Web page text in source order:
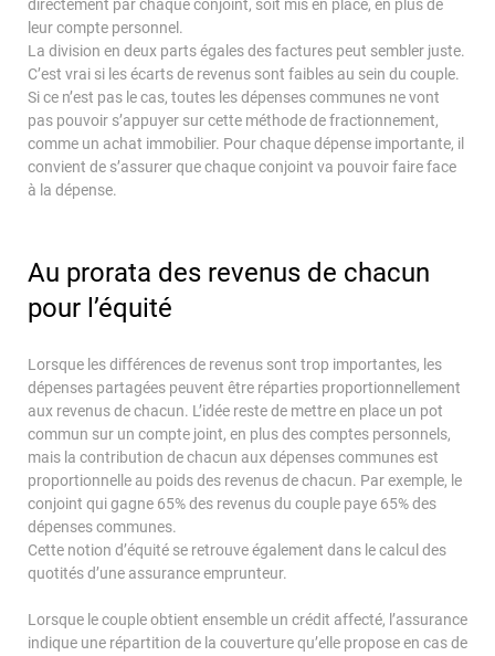
directement par chaque conjoint, soit mis en place, en plus de
leur compte personnel.
La division en deux parts égales des factures peut sembler juste.
C’est vrai si les écarts de revenus sont faibles au sein du couple.
Si ce n’est pas le cas, toutes les dépenses communes ne vont
pas pouvoir s’appuyer sur cette méthode de fractionnement,
comme un achat immobilier. Pour chaque dépense importante, il
convient de s’assurer que chaque conjoint va pouvoir faire face
à la dépense.
Au prorata des revenus de chacun
pour l’équité
Lorsque les différences de revenus sont trop importantes, les
dépenses partagées peuvent être réparties proportionnellement
aux revenus de chacun. L’idée reste de mettre en place un pot
commun sur un compte joint, en plus des comptes personnels,
mais la contribution de chacun aux dépenses communes est
proportionnelle au poids des revenus de chacun. Par exemple, le
conjoint qui gagne 65% des revenus du couple paye 65% des
dépenses communes.
Cette notion d’équité se retrouve également dans le calcul des
quotités d’une assurance emprunteur.
Lorsque le couple obtient ensemble un crédit affecté, l’assurance
indique une répartition de la couverture qu’elle propose en cas de